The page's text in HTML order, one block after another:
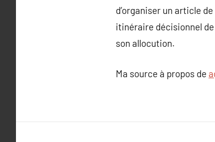
d’organiser un article
itinéraire décisionnel
son allocution.
Ma source à propos de